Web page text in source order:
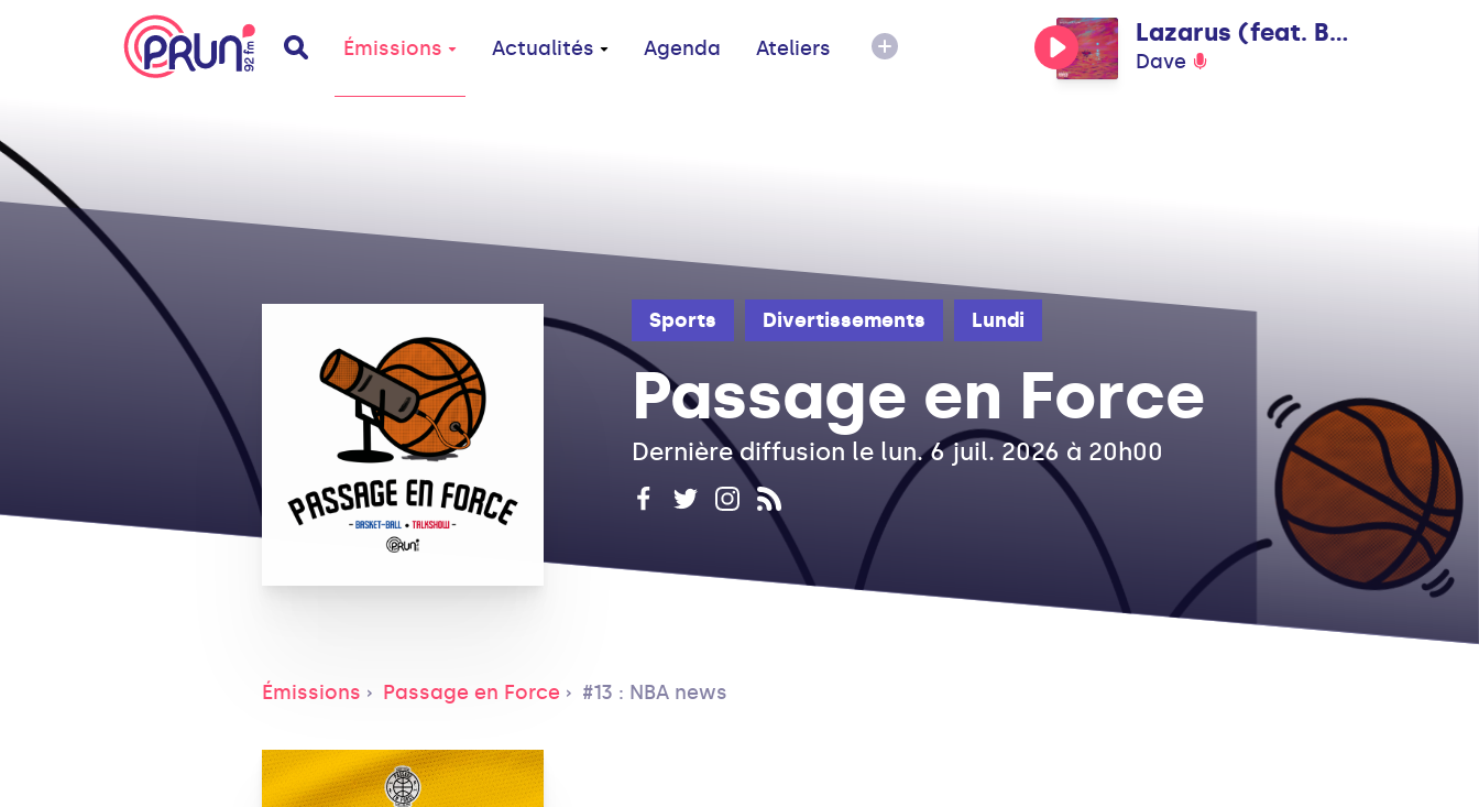
Émissions Actualités Agenda Ateliers
Lazarus (feat. Boj)
Dave
Sports Divertissements Lundi
Passage en Force
Dernière diffusion le lun. 6 juil. 2026 à 20h00
Émissions Passage en Force #13 : NBA news